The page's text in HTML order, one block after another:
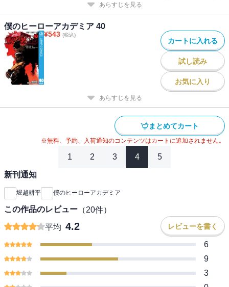
あらすじを見る
僕のヒーローアカデミア 40
¥543 (税込)
カートに入れる
試し読み
お気に入り
あらすじを見る
まとめてカート
※無料、予約、入荷通知のコンテンツはカートに追加されません。
1 2 3 4 5
新刊通知
堀越耕平 僕のヒーローアカデミア
この作品のレビュー （20件）
平均 4.2 レビューを書く
6
9
3